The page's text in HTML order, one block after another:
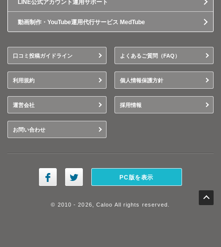
LINE公式アカウント運用サポート
動画制作・YouTube運用代行サービス MedTube
口コミ投稿ガイドライン よくあるご質問（FAQ）
利用規約 個人情報保護方針
運営会社 採用情報
お問い合わせ
PC版を表示
© 2010 - 2026, Caloo All rights reserved.